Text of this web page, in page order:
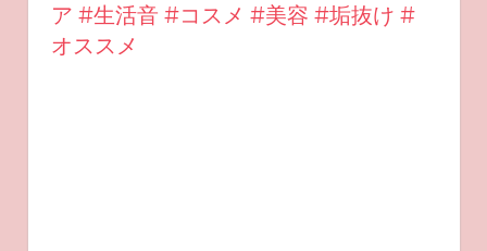
ア #生活音 #コスメ #美容 #垢抜け #
オススメ